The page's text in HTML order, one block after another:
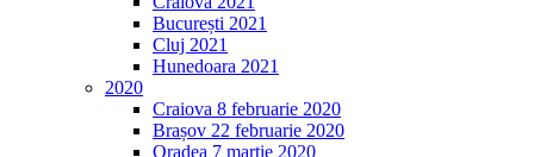
București 2021
Cluj 2021
Hunedoara 2021
2020
Craiova 8 februarie 2020
Brașov 22 februarie 2020
Oradea 7 martie 2020